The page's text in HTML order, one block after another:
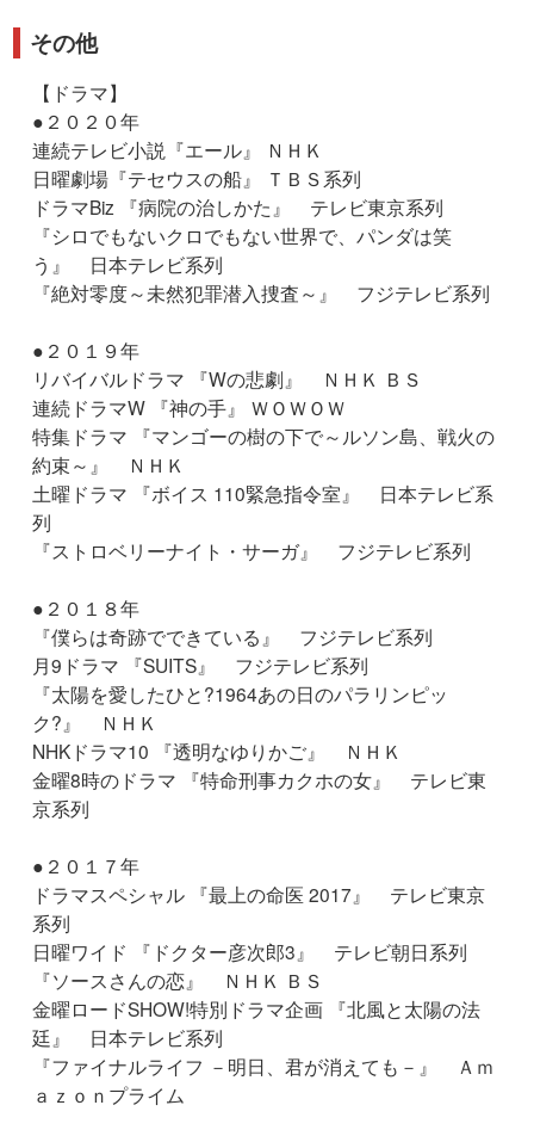
その他
【ドラマ】
●２０２０年
連続テレビ小説『エール』 ＮＨＫ
日曜劇場『テセウスの船』 ＴＢＳ系列
ドラマBiz 『病院の治しかた』 テレビ東京系列
『シロでもないクロでもない世界で、パンダは笑
う』 日本テレビ系列
『絶対零度～未然犯罪潜入捜査～』 フジテレビ系列
●２０１９年
リバイバルドラマ 『Wの悲劇』 ＮＨＫ ＢＳ
連続ドラマW 『神の手』 ＷＯＷＯＷ
特集ドラマ 『マンゴーの樹の下で～ルソン島、戦火の
約束～』 ＮＨＫ
土曜ドラマ 『ボイス 110緊急指令室』 日本テレビ系
列
『ストロベリーナイト・サーガ』 フジテレビ系列
●２０１８年
『僕らは奇跡でできている』 フジテレビ系列
月9ドラマ 『SUITS』 フジテレビ系列
『太陽を愛したひと?1964あの日のパラリンピッ
ク?』 ＮＨＫ
NHKドラマ10 『透明なゆりかご』 ＮＨＫ
金曜8時のドラマ 『特命刑事カクホの女』 テレビ東
京系列
●２０１７年
ドラマスペシャル 『最上の命医 2017』 テレビ東京
系列
日曜ワイド 『ドクター彦次郎3』 テレビ朝日系列
『ソースさんの恋』 ＮＨＫ ＢＳ
金曜ロードSHOW!特別ドラマ企画 『北風と太陽の法
廷』 日本テレビ系列
『ファイナルライフ －明日、君が消えても－』 Ａｍ
ａｚｏｎプライム